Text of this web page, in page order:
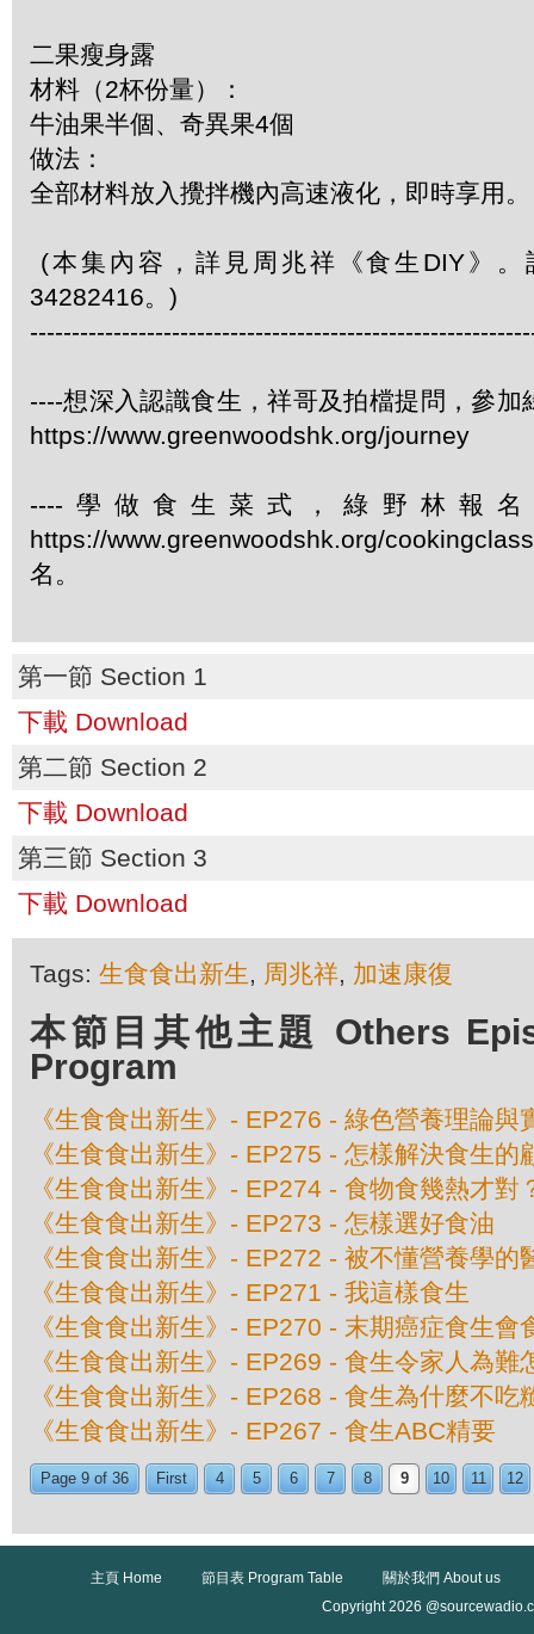
二果瘦身露
材料（2杯份量）：
牛油果半個、奇異果4個
做法：
全部材料放入攪拌機內高速液化，即時享用。
(本集內容，詳見周兆祥《食生DIY》。
34282416。)
----想深入認識食生，祥哥及拍檔提問，參加
https://www.greenwoodshk.org/journey
----學做食生菜式，綠野林報
https://www.greenwoodshk.org/
名。
第一節 Section 1
下載 Download
第二節 Section 2
下載 Download
第三節 Section 3
下載 Download
Tags: 生食食出新生, 周兆祥, 加速康復
本節目其他主題 Others
Program
《生食食出新生》- EP276 - 綠色營養理論與
《生食食出新生》- EP275 - 怎樣解決食生的
《生食食出新生》- EP274 - 食物食幾熱才對
《生食食出新生》- EP273 - 怎樣選好食油
《生食食出新生》- EP272 - 被不懂營養學的
《生食食出新生》- EP271 - 我這樣食生
《生食食出新生》- EP270 - 末期癌症食生會
《生食食出新生》- EP269 - 食生令家人為難
《生食食出新生》- EP268 - 食生為什麼不吃
《生食食出新生》- EP267 - 食生ABC精要
Page 9 of 36 First 4 5 6 7 8 9 10 11 12
主頁 Home 節目表 Program Table
關於我們 About us
Copyright 2026